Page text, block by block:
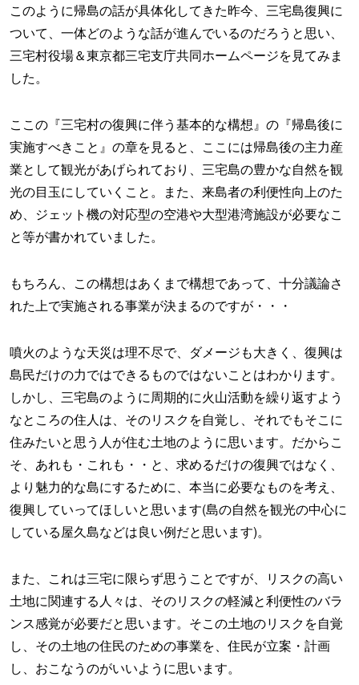
このように帰島の話が具体化してきた昨今、三宅島復興に
ついて、一体どのような話が進んでいるのだろうと思い、
三宅村役場＆東京都三宅支庁共同ホームページを見てみま
した。
ここの『三宅村の復興に伴う基本的な構想』の『帰島後に
実施すべきこと』の章を見ると、ここには帰島後の主力産
業として観光があげられており、三宅島の豊かな自然を観
光の目玉にしていくこと。また、来島者の利便性向上のた
め、ジェット機の対応型の空港や大型港湾施設が必要なこ
と等が書かれていました。
もちろん、この構想はあくまで構想であって、十分議論さ
れた上で実施される事業が決まるのですが・・・
噴火のような天災は理不尽で、ダメージも大きく、復興は
島民だけの力ではできるものではないことはわかります。
しかし、三宅島のように周期的に火山活動を繰り返すよう
なところの住人は、そのリスクを自覚し、それでもそこに
住みたいと思う人が住む土地のように思います。だからこ
そ、あれも・これも・・と、求めるだけの復興ではなく、
より魅力的な島にするために、本当に必要なものを考え、
復興していってほしいと思います(島の自然を観光の中心に
している屋久島などは良い例だと思います)。
また、これは三宅に限らず思うことですが、リスクの高い
土地に関連する人々は、そのリスクの軽減と利便性のバラ
ンス感覚が必要だと思います。そこの土地のリスクを自覚
し、その土地の住民のための事業を、住民が立案・計画
し、おこなうのがいいように思います。